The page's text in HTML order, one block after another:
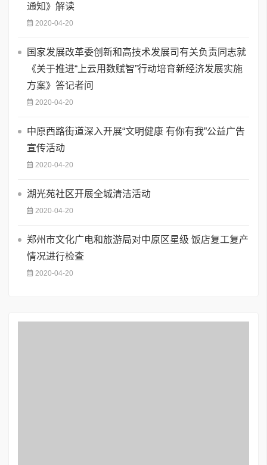
通知》解读
2020-04-20
国家发展改革委创新和高技术发展司有关负责同志就
《关于推进“上云用数赋智”行动培育新经济发展实施
方案》答记者问
2020-04-20
中原西路街道深入开展“文明健康 有你有我”公益广告
宣传活动
2020-04-20
湖光苑社区开展全城清洁活动
2020-04-20
郑州市文化广电和旅游局对中原区星级 饭店复工复产
情况进行检查
2020-04-20